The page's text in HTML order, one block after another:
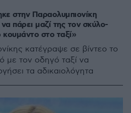
στην Παραολυμπιονίκη
πάρει μαζί της τον σκύλο-
στο ταξί»
κατέγραψε σε βίντεο το
με τον οδηγό ταξί να
τα αδικαιολόγητα